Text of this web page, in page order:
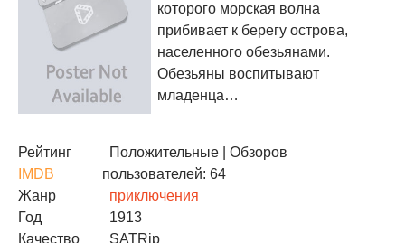
которого морская волна
прибивает к берегу острова,
населенного обезьянами.
Обезьяны воспитывают
младенца…
Рейтинг
IMDB
Положительные | Обзоров
пользователей: 64
Жанр
приключения
Год
1913
Качество
SATRip